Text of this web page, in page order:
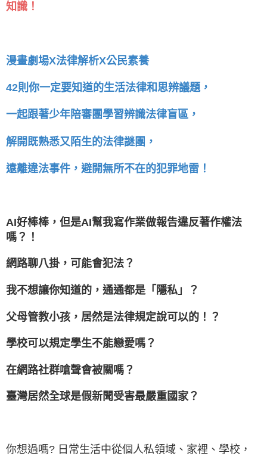
知識！
漫畫劇場X法律解析X公民素養
42則你一定要知道的生活法律和思辨議題，
一起跟著少年陪審團學習辨識法律盲區，
解開既熟悉又陌生的法律謎團，
遠離違法事件，避開無所不在的犯罪地雷！
AI好棒棒，但是AI幫我寫作業做報告違反著作權法
嗎？！
網路聊八掛，可能會犯法？
我不想讓你知道的，通通都是「隱私」？
父母管教小孩，居然是法律規定說可以的！？
學校可以規定學生不能戀愛嗎？
在網路社群嗆聲會被關嗎？
臺灣居然全球是假新聞受害最嚴重國家？
你想過嗎? 日常生活中從個人私領域、家裡、學校，